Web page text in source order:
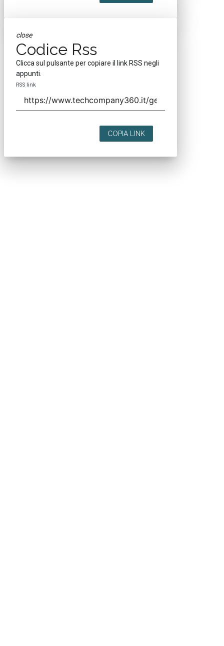
close
Codice Rss
Clicca sul pulsante per copiare il link RSS negli
appunti.
RSS link
COPIA LINK